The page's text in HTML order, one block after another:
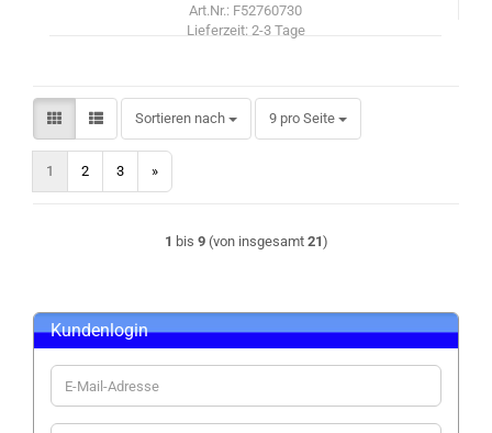
Art.Nr.: F52760730
Lieferzeit: 2-3 Tage
Sortieren nach
Sortieren nach 9 pro Seite
pro Seite
1 2 3 »
1 bis 9(von insgesamt 21)
Kundenlogin
E-
Mail-
Adresse